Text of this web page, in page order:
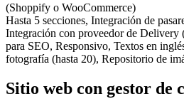
(Shoppify o WooCommerce)
Hasta 5 secciones, Integración de
Integración con proveedor de
para SEO, Responsivo, Textos en
fotografía (hasta 20), Repositorio de
Sitio web con gestor de